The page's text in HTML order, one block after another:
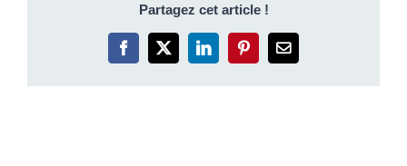
Partagez cet article !
Facebook
X LinkedInPinterestEmail